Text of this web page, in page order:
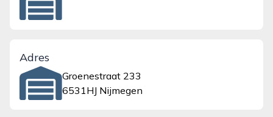
Adres
Groenestraat 233
6531HJ Nijmegen